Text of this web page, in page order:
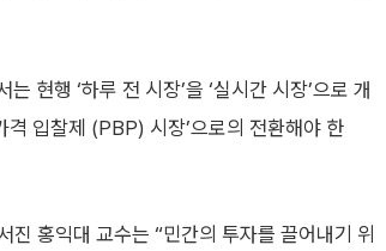
현행 ‘하루 전 시장’을 ‘실시간 시장’으로 개
격 입찰제 (PBP) 시장’으로의 전환해야 한
홍익대 교수는 “민간의 투자를 끌어내기 위